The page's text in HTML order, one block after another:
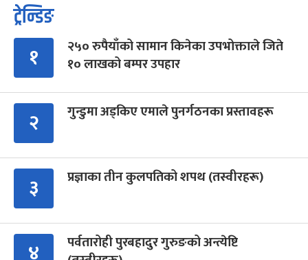
ट्रेन्डिङ
१
२५० रुपैयाँको सामान किनेका उपभोक्ताले जिते
१० लाखको बम्पर उपहार
२ गुन्डुमा अड्किए एमाले पुनर्गठनका प्रस्तावहरू
३ प्रज्ञाका तीन कुलपतिको शपथ (तस्वीरहरू)
४
पर्वतारोही पुरबहादुर गुरुङको अन्त्येष्टि